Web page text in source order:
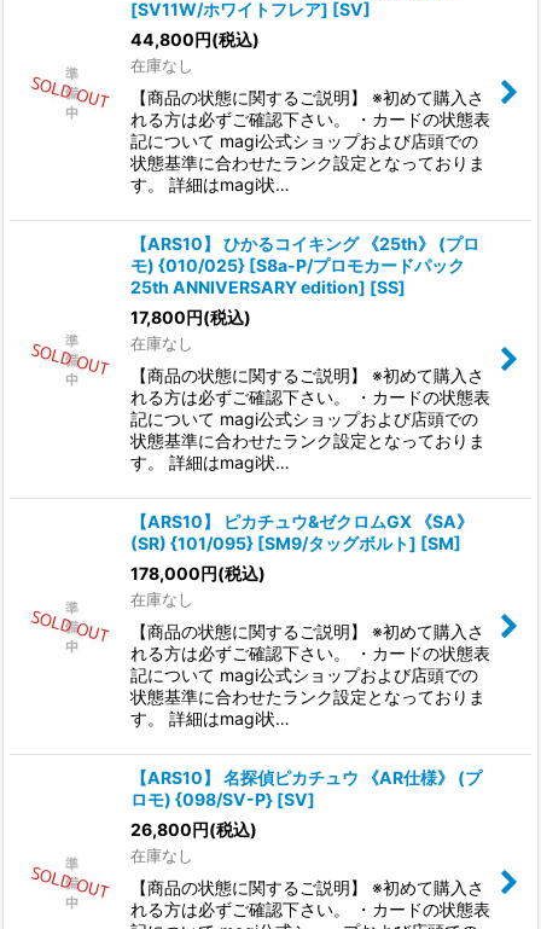
[SV11W/ホワイトフレア] [SV]
44,800円(税込)
在庫なし
【商品の状態に関するご説明】 ※初めて購入さ
れる方は必ずご確認下さい。 ・カードの状態表
記について magi公式ショップおよび店頭での
状態基準に合わせたランク設定となっておりま
す。 詳細はmagi状…
【ARS10】 ひかるコイキング 《25th》 (プロ
モ) {010/025} [S8a-P/プロモカードパック
25th ANNIVERSARY edition] [SS]
17,800円(税込)
在庫なし
【商品の状態に関するご説明】 ※初めて購入さ
れる方は必ずご確認下さい。 ・カードの状態表
記について magi公式ショップおよび店頭での
状態基準に合わせたランク設定となっておりま
す。 詳細はmagi状…
【ARS10】 ピカチュウ&ゼクロムGX 《SA》
(SR) {101/095} [SM9/タッグボルト] [SM]
178,000円(税込)
在庫なし
【商品の状態に関するご説明】 ※初めて購入さ
れる方は必ずご確認下さい。 ・カードの状態表
記について magi公式ショップおよび店頭での
状態基準に合わせたランク設定となっておりま
す。 詳細はmagi状…
【ARS10】 名探偵ピカチュウ 《AR仕様》 (プ
ロモ) {098/SV-P} [SV]
26,800円(税込)
在庫なし
【商品の状態に関するご説明】 ※初めて購入さ
れる方は必ずご確認下さい。 ・カードの状態表